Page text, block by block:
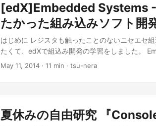
[edX]Embedded Systems
たかった組み込みソフト開
はじめに レジスタも触ったことのないニセエセ
たくて、edXで組込み開発の学習をしました。
May 11, 2014 · 11 min · tsu-nera
夏休みの自由研究 『